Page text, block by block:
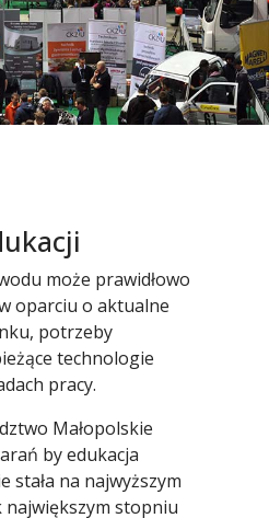
może prawidłowo
oparciu o aktualne
potrzeby
technologie
pracy.
Małopolskie
by edukacja
stała na najwyższym
największym stopniu